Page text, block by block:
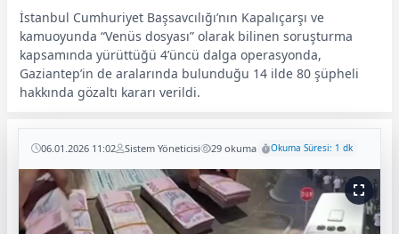
İstanbul Cumhuriyet Başsavcılığı’nın Kapalıçarşı ve
kamuoyunda “Venüs dosyası” olarak bilinen soruşturma
kapsamında yürüttüğü 4’üncü dalga operasyonda,
Gaziantep’in de aralarında bulunduğu 14 ilde 80 şüpheli
hakkında gözaltı kararı verildi.
06.01.2026 11:02 Sistem Yöneticisi 29 okuma Okuma Süresi: 1 dk